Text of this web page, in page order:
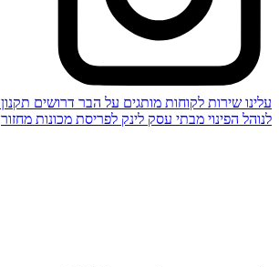
עלינו שירות לקוחות מותגים על הבר דרושים תקנון
לנוהל הפינוי מבתי עסק לינק לפריסת מכונות מחזור